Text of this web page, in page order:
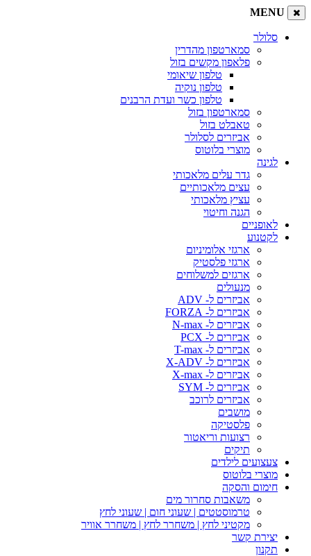
MENU
סלולר
סמארטפון מהדרין
פלאפון מקשים בזול
טלפון שיאומי
טלפון נוקיה
טלפון כשר ועדת הרבנים
סמארטפון בזול
טאבלט בזול
אביזרים לסלולר
מוצרי בלוטוס
לגינה
גדר עלים מלאכותי
עצים מלאכותיים
עציץ מלאכותי
הגנה וחיטוי
לאופניים
לקטנוע
ארגזי אלומיניום
ארגזי פלסטיק
ארגזים למשלוחים
מנעולים
אביזרים ל- ADV
אביזרים ל- FORZA
אביזרים ל- N-max
אביזרים ל- PCX
אביזרים ל- T-max
אביזרים ל- X-ADV
אביזרים ל- X-max
אביזרים ל- SYM
אביזרים לרוכב
מושבים
פלסטיקה
רצועות וריאטור
תיקים
צעצועים לילדים
מוצרי בלוטוס
חימום והסקה
משאבות סחרור מים
טרמוסטטים | שעוני חום | שעוני לחץ
מקטיני לחץ | משחרר לחץ | משחרר אוויר
יצירת קשר
תקנון